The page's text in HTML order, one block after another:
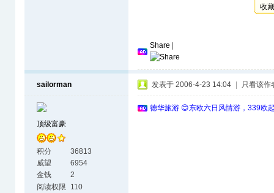
收
Share
sailorman
顶级富豪
积分
36813
威望
6954
金钱
2
阅读权限
110
发表于 2006-4-23 14:04 只看该作
德华旅游 😊东欧六日风情游，339欧